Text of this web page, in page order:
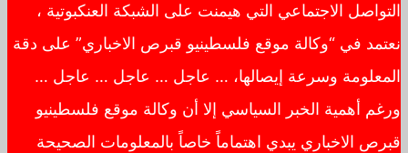
التواصل الاجتماعي التي هيمنت على الشبكة العنكبوتية ،
نعتمد في “وكالة موقع فلسطينيو قبرص الاخباري” على دقة
المعلومة وسرعة إيصالها، … عاجل … عاجل … عاجل …
ورغم أهمية الخبر السياسي إلا أن وكالة موقع فلسطينيو
قبرص الاخباري يبدي اهتماماً خاصاً بالمعلومات الصحيحة